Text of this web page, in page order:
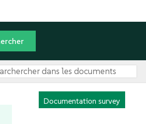
Documentation survey